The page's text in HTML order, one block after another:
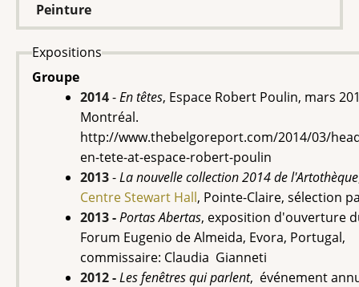
Peinture
Expositions
Groupe
2014-En têtes, Espace Robert Poulin, mars
Montréal.
http://www.thebelgoreport.com/2014/03/
en-tete-at-espace-robert-poulin
2013-La nouvelle collection 2014 de l'Artothèque
Centre Stewart Hall, Pointe-Claire, sélection
2013 -Portas Abertas, exposition d'ouverture
Forum Eugenio de Almeida, Evora, Portugal,
commissaire: Claudia Gianneti
2012 -Les fenêtres qui parlent, événement